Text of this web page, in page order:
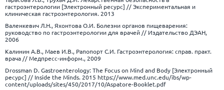
гастроэнтерологии [Электронный ресурс] // Экспериментальная и
клиническая гастроэнтерология. 2013
Валенкевич Л.Н., Яхонтова О.И. Болезни органов пищеварения:
руководство по гастроэнтерологии для врачей // Издательство ДЭАН,
2006
Калинин А.В., Маев И.В., Рапопорт С.И. Гастроэнтерология: справ. практ.
врача // Медпресс-информ., 2009
Drossman D. Gastroenterology: The Focus on Mind and Body [Электронный
ресурс] // Inside the Minds. 2015 https://www.med.unc.edu/ibs/wp-
content/uploads/sites/450/2017/10/Aspatore-Booklet.pdf